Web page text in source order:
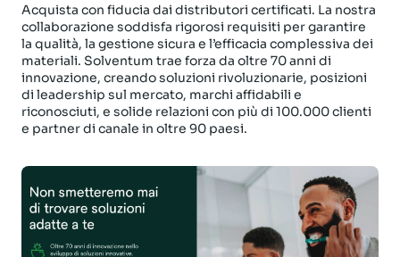
Acquista con fiducia dai distributori certificati. La nostra
collaborazione soddisfa rigorosi requisiti per garantire
la qualità, la gestione sicura e l’efficacia complessiva dei
materiali. Solventum trae forza da oltre 70 anni di
innovazione, creando soluzioni rivoluzionarie, posizioni
di leadership sul mercato, marchi affidabili e
riconosciuti, e solide relazioni con più di 100.000 clienti
e partner di canale in oltre 90 paesi.